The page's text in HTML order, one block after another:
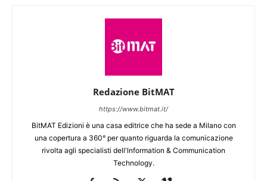
Redazione BitMAT
https://www.bitmat.it/
BitMAT Edizioni è una casa editrice che ha sede a Milano con
una copertura a 360° per quanto riguarda la comunicazione
rivolta agli specialisti dell'lnformation & Communication
Technology.